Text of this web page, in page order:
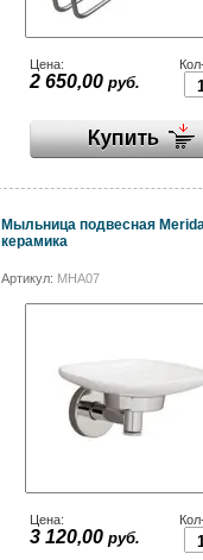
Цена:
2 650,00 руб.
Мыльница подвесная
керамика
Артикул: MHA07
Цена:
3 120,00 руб.